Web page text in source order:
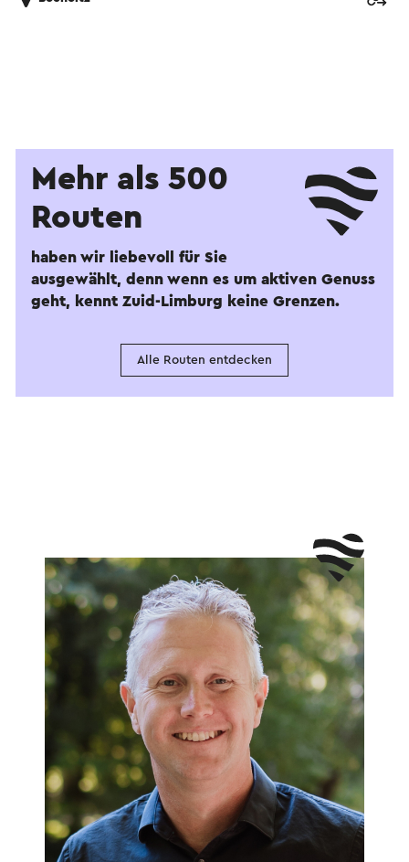
Mehr als 500
Routen
haben wir liebevoll für Sie
ausgewählt, denn wenn es um aktiven Genuss
geht, kennt Zuid-Limburg keine Grenzen.
Alle Routen entdecken